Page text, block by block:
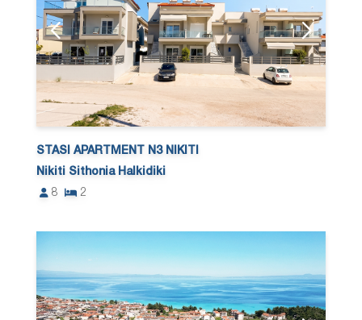
STASI APARTMENT N3 NIKITI
Nikiti Sithonia Halkidiki
8
2